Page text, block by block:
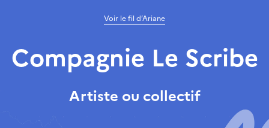
Voir le fil d’Ariane
Compagnie Le Scribe
Artiste ou collectif